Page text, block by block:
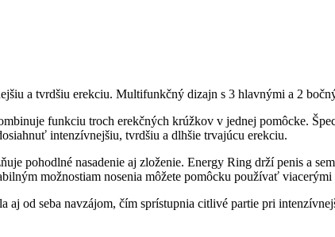
a tvrdšiu erekciu. Multifunkčný dizajn s 3 hlavnými a 2
funkciu troch erekčných krúžkov v jednej pomôcke.
intenzívnejšiu, tvrdšiu a dlhšie trvajúcu erekciu.
pohodlné nasadenie aj zloženie. Energy Ring drží penis a
možnostiam nosenia môžete pomôcku používať
aj od seba navzájom, čím sprístupnia citlivé partie pri